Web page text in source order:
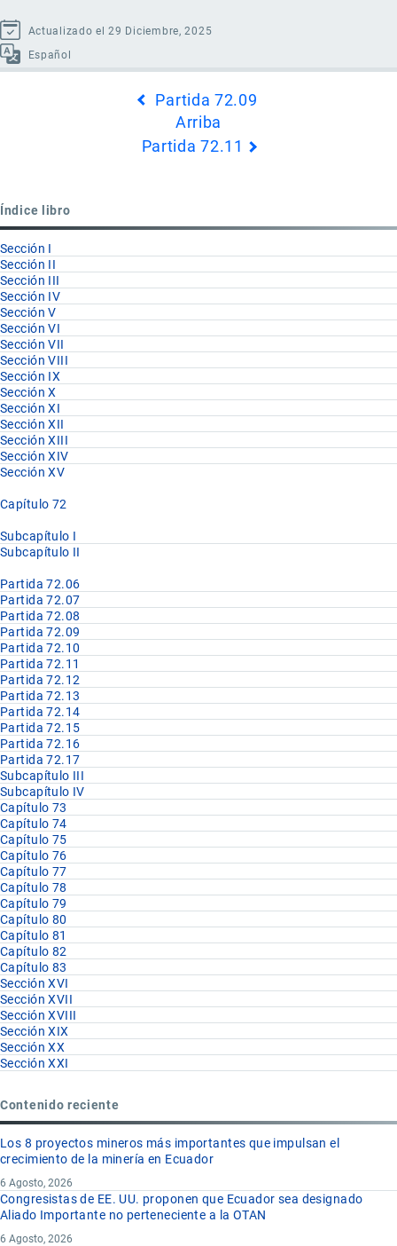
Actualizado el 29 Diciembre, 2025
Español
72.10
Partida 72.09
Arriba
Partida 72.11
Índice libro
Sección I
Sección II
Sección III
Sección IV
Sección V
Sección VI
Sección VII
Sección VIII
Sección IX
Sección X
Sección XI
Sección XII
Sección XIII
Sección XIV
Sección XV
Capítulo 72
Subcapítulo I
Subcapítulo II
Partida 72.06
Partida 72.07
Partida 72.08
Partida 72.09
Partida 72.10
Partida 72.11
Partida 72.12
Partida 72.13
Partida 72.14
Partida 72.15
Partida 72.16
Partida 72.17
Subcapítulo III
Subcapítulo IV
Capítulo 73
Capítulo 74
Capítulo 75
Capítulo 76
Capítulo 77
Capítulo 78
Capítulo 79
Capítulo 80
Capítulo 81
Capítulo 82
Capítulo 83
Sección XVI
Sección XVII
Sección XVIII
Sección XIX
Sección XX
Sección XXI
Contenido reciente
Los 8 proyectos mineros más importantes que impulsan el
crecimiento de la minería en Ecuador
6 Agosto, 2026
Congresistas de EE. UU. proponen que Ecuador sea designado
Aliado Importante no perteneciente a la OTAN
6 Agosto, 2026